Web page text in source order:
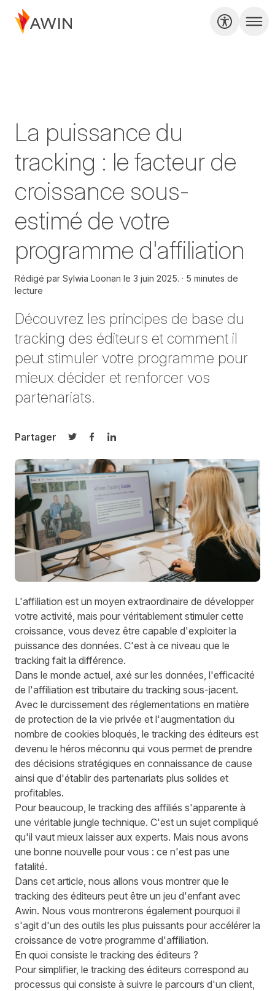
La puissance du
tracking : le facteur de
croissance sous-
estimé de votre
programme d'affiliation
Rédigé par Sylwia Loonan le 3 juin 2025.
5 minutes de
lecture
Découvrez les principes de base du
tracking des éditeurs et comment il
peut stimuler votre programme pour
mieux décider et renforcer vos
partenariats.
Partager
Partager sur Twitter
Partager sur Facebook
Partager sur LinkedIn
L'affiliation est un moyen extraordinaire de développer
votre activité, mais pour véritablement stimuler cette
croissance, vous devez être capable d'exploiter la
puissance des données. C'est à ce niveau que le
tracking fait la différence.
Dans le monde actuel, axé sur les données, l'efficacité
de l'affiliation est tributaire du tracking sous-jacent.
Avec le durcissement des réglementations en matière
de protection de la vie privée et l'augmentation du
nombre de cookies bloqués, le tracking des éditeurs est
devenu le héros méconnu qui vous permet de prendre
des décisions stratégiques en connaissance de cause
ainsi que d'établir des partenariats plus solides et
profitables.
Pour beaucoup, le tracking des affiliés s'apparente à
une véritable jungle technique. C'est un sujet compliqué
qu'il vaut mieux laisser aux experts. Mais nous avons
une bonne nouvelle pour vous : ce n'est pas une
fatalité.
Dans cet article, nous allons vous montrer que le
tracking des éditeurs peut être un jeu d'enfant avec
Awin. Nous vous montrerons également pourquoi il
s'agit d'un des outils les plus puissants pour accélérer la
croissance de votre programme d'affiliation.
En quoi consiste le tracking des éditeurs ?
Pour simplifier, le tracking des éditeurs correspond au
processus qui consiste à suivre le parcours d'un client,